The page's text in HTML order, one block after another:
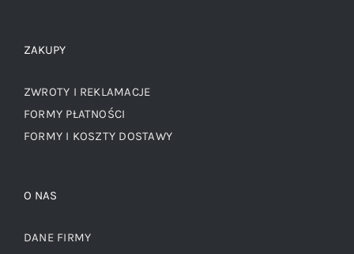
ZAKUPY
ZWROTY I REKLAMACJE
FORMY PŁATNOŚCI
FORMY I KOSZTY DOSTAWY
O NAS
DANE FIRMY